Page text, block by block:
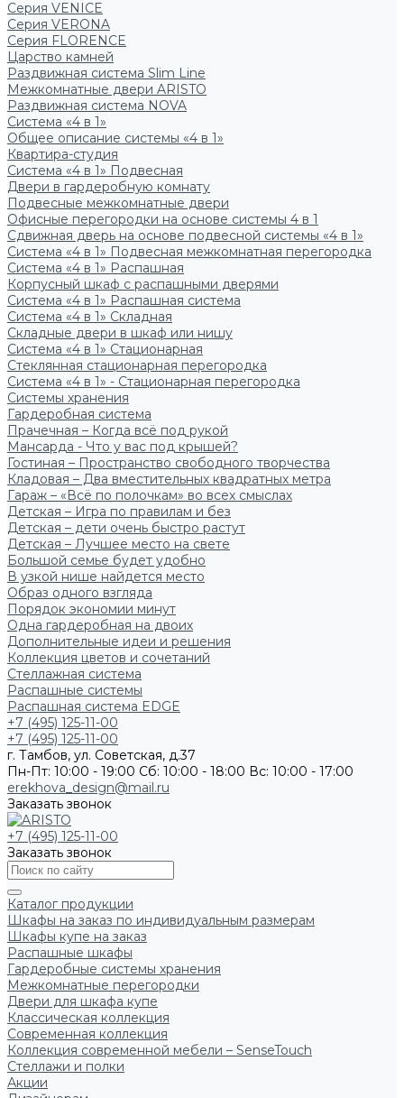
Серия VENICE
Серия VERONA
Серия FLORENCE
Царство камней
Раздвижная система Slim Line
Межкомнатные двери ARISTO
Раздвижная система NOVA
Система «4 в 1»
Общее описание системы «4 в 1»
Квартира-студия
Система «4 в 1» Подвесная
Двери в гардеробную комнату
Подвесные межкомнатные двери
Офисные перегородки на основе системы 4 в 1
Сдвижная дверь на основе подвесной системы «4 в 1»
Система «4 в 1» Подвесная межкомнатная перегородка
Система «4 в 1» Распашная
Корпусный шкаф с распашными дверями
Система «4 в 1» Распашная система
Система «4 в 1» Складная
Складные двери в шкаф или нишу
Система «4 в 1» Стационарная
Стеклянная стационарная перегородка
Система «4 в 1» - Стационарная перегородка
Системы хранения
Гардеробная система
Прачечная – Когда всё под рукой
Мансарда - Что у вас под крышей?
Гостиная – Пространство свободного творчества
Кладовая – Два вместительных квадратных метра
Гараж – «Всё по полочкам» во всех смыслах
Детская – Игра по правилам и без
Детская – дети очень быстро растут
Детская – Лучшее место на свете
Большой семье будет удобно
В узкой нише найдется место
Образ одного взгляда
Порядок экономии минут
Одна гардеробная на двоих
Дополнительные идеи и решения
Коллекция цветов и сочетаний
Стеллажная система
Распашные системы
Распашная система EDGE
+7 (495) 125-11-00
+7 (495) 125-11-00
г. Тамбов, ул. Советская, д.37
Пн-Пт: 10:00 - 19:00 Сб: 10:00 - 18:00 Вс: 10:00 - 17:00
erekhova_design@mail.ru
Заказать звонок
+7 (495) 125-11-00
Заказать звонок
Каталог продукции
Шкафы на заказ по индивидуальным размерам
Шкафы купе на заказ
Распашные шкафы
Гардеробные системы хранения
Межкомнатные перегородки
Двери для шкафа купе
Классическая коллекция
Современная коллекция
Коллекция современной мебели – SenseTouch
Стеллажи и полки
Акции